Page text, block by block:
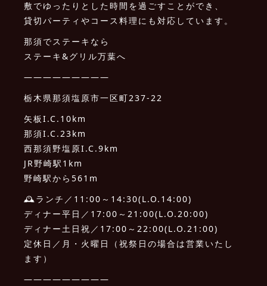
敷でゆったりとした時間を過ごすことができ、
貸切パーティやコース料理にも対応しています。
那須でステーキなら
ステーキ&グリル万葉へ
—————————
栃木県那須塩原市一区町237-22
矢板I.C.10km
那須I.C.23km
西那須野塩原I.C.9km
JR野崎駅1km
野崎駅から561m
🕰ランチ／11:00～14:30(L.O.14:00)
ディナー平日／17:00～21:00(L.O.20:00)
ディナー土日祝／17:00～22:00(L.O.21:00)
定休日／月・火曜日（祝祭日の場合は営業いたし
ます）
—————————